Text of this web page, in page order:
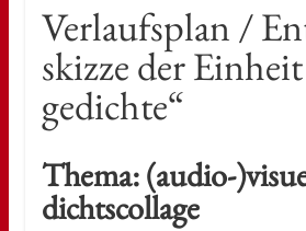
Ver­laufs­plan /
skiz­ze der
ge­dich­te“
Thema: (audio-
dichts­col­la­ge